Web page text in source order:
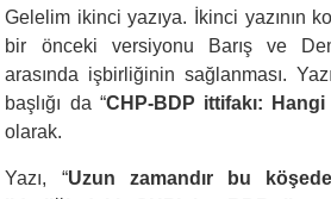
Gelelim ikinci yazıya. İkinci yazının
bir önceki versiyonu Barış ve
arasında işbirliğinin sağlanması.
başlığı da “CHP-BDP ittifakı:
olarak.
Yazı, “Uzun zamandır bu